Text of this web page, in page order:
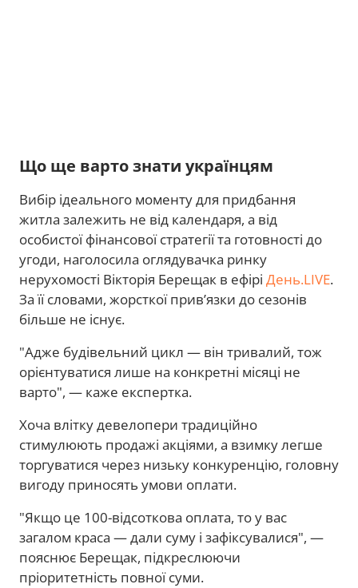
Що ще варто знати українцям
Вибір ідеального моменту для придбання
житла залежить не від календаря, а від
особистої фінансової стратегії та готовності до
угоди, наголосила оглядувачка ринку
нерухомості Вікторія Берещак в ефірі День.LIVE.
За її словами, жорсткої прив’язки до сезонів
більше не існує.
"Адже будівельний цикл — він тривалий, тож
орієнтуватися лише на конкретні місяці не
варто", — каже експертка.
Хоча влітку девелопери традиційно
стимулюють продажі акціями, а взимку легше
торгуватися через низьку конкуренцію, головну
вигоду приносять умови оплати.
"Якщо це 100-відсоткова оплата, то у вас
загалом краса — дали суму і зафіксувалися", —
пояснює Берещак, підкреслюючи
пріоритетність повної суми.